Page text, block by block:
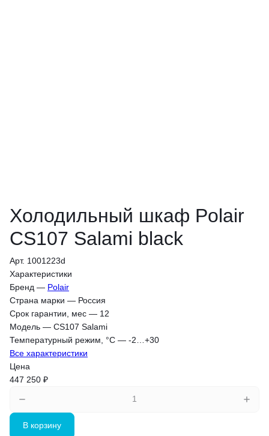
Холодильный шкаф Polair
CS107 Salami black
Арт. 1001223d
Характеристики
Бренд — Polair
Страна марки — Россия
Срок гарантии, мес — 12
Модель — CS107 Salami
Температурный режим, °С — -2…+30
Все характеристики
Цена
447 250 ₽
В корзину